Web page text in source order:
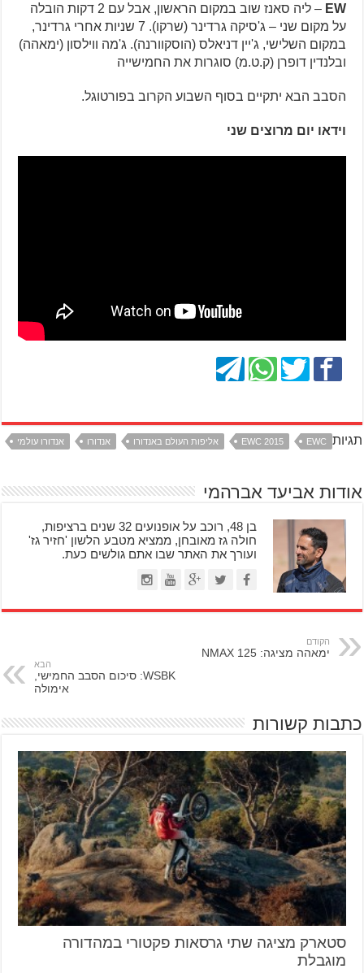
EW
– ליה סאנז שוב במקום הראשון, אבל עם 2 דקות הובלה
על מקום שני – ג'סיקה גרדינר (שרקו). 7 שניות אחרי גרדינר,
במקום השלישי, ג'יין דניאלס (הוסקוורנה). ג'מה ווילסון (ימאהה)
ובלנדין דופרן (ק.ט.מ) סוגרות את החמישייה
הסבב הבא יתקיים בסוף השבוע הקרוב בפורטוגל.
וידאו יום מרוצים שני
תגיות EWC
EWC 2015 אליפות העולם באנדורו אנדורו אנדורו עולמי
אודות אביעד אברהמי
בן 48, רוכב על אופנועים 32 שנים ברציפות,
חולה גז מאובחן, ממציא מטבע הלשון 'חזיר גז'
ועורך את האתר שבו אתם גולשים כעת.
הקודם
ימאהה מציגה: NMAX 125
הבא
WSBK: סיכום הסבב החמישי,
אימולה
כתבות קשורות
סטארק מציגה שתי גרסאות פקטורי במהדורה
מוגבלת